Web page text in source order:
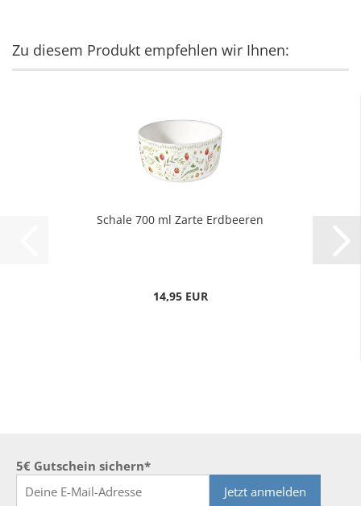
Zu diesem Produkt empfehlen wir Ihnen:
Schale 700 ml Zarte Erdbeeren
14,95 EUR
5€ Gutschein sichern*
Jetzt anmelden